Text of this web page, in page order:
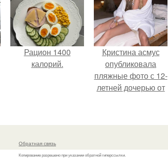
совместного
отдыха.
Рацион 1400
калорий.
Кристина асмус
опубликовала
пляжные фото с 12-
летней дочерью от
Обратная связь
Копирование разрешено при указании обратной гиперссылки.